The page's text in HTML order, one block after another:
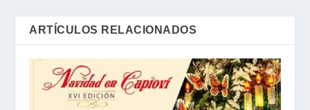
ARTÍCULOS RELACIONADOS